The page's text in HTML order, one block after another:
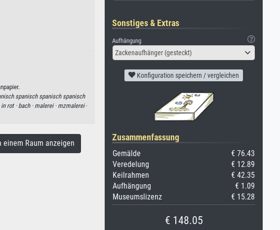
spanisch spanisch spanisch
rot · bach · malerei · mzmalerei·
Raum anzeigen
Sonstiges & Extras
Aufhängung
Zackenaufhänger (gesteckt)
Konfiguration speichern / vergleichen
Zusammenfassung
Gemälde
€ 76.43
Veredelung
€ 12.89
Keilrahmen
€ 42.35
Aufhängung
€ 1.09
Museumslizenz
€ 15.28
€ 148.05